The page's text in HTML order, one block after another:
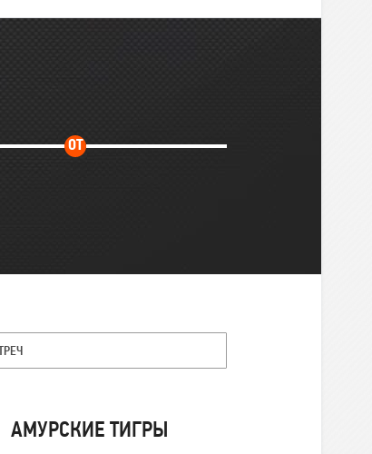
ОТДополнительное
АМУРСКИЕ ТИГРЫ